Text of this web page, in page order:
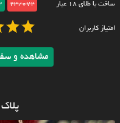
ساخت با طلای ۱۸ عیار 23/072
امتیاز کاربران
مشاهده و